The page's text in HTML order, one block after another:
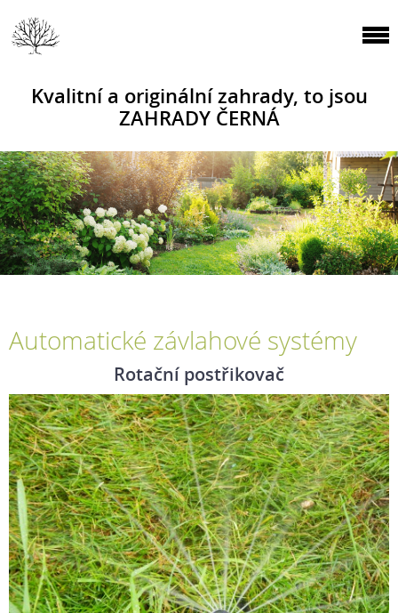
Kvalitní a originální zahrady, to jsou
ZAHRADY ČERNÁ
Automatické závlahové systémy
Rotační postřikovač